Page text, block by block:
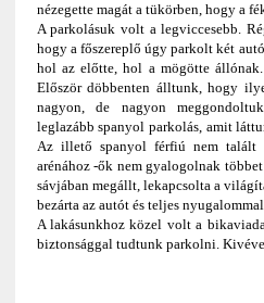
nézegette magát a tükörben, hogy a
A parkolásuk volt a legviccesebb.
hogy a főszereplő úgy parkolt két
hol az előtte, hol a mögötte
Először döbbenten álltunk, hogy
nagyon, de nagyon
leglazább spanyol parkolás, amit
Az illető spanyol férfiú nem talált
arénához -ők nem gyalogolnak
sávjában megállt, lekapcsolta a
bezárta az autót és teljes
A lakásunkhoz közel volt a
biztonsággal tudtunk parkolni.